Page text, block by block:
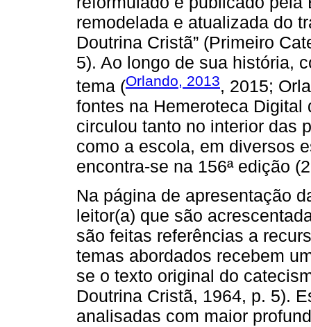
remodelada e atualizada do
Doutrina Cristã” (Primeiro
5). Ao longo de sua história,
tema (Orlando, 2013, 2015;
fontes na Hemeroteca
circulou tanto no interior das
como a escola, em diversos
encontra-se na 156ª edição
Na página de apresentação
leitor(a) que são
são feitas referências a
temas abordados recebem
se o texto original do
Doutrina Cristã, 1964, p. 5).
analisadas com maior